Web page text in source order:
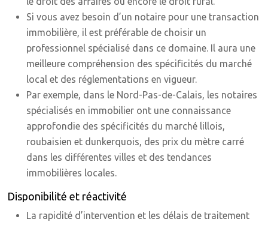
Si vous avez besoin d’un notaire pour une transaction
immobilière, il est préférable de choisir un
professionnel spécialisé dans ce domaine. Il aura une
meilleure compréhension des spécificités du marché
local et des réglementations en vigueur.
Par exemple, dans le Nord-Pas-de-Calais, les notaires
spécialisés en immobilier ont une connaissance
approfondie des spécificités du marché lillois,
roubaisien et dunkerquois, des prix du mètre carré
dans les différentes villes et des tendances
immobilières locales.
Disponibilité et réactivité
La rapidité d’intervention et les délais de traitement